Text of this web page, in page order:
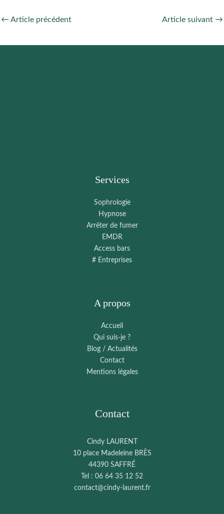
← Article précédent Article suivant →
Services
Sophrologie
Hypnose
Arrêter de fumer
EMDR
Access bars
# Entreprises
A propos
Accueil
Qui suis-je ?
Blog / Actualités
Contact
Mentions légales
Contact
Cindy LAURENT
10 place Madeleine BRÈS
44390 SAFFRÉ
Tel : 06 64 35 12 52
contact@cindy-laurent.fr